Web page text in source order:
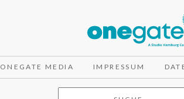
ONEGATE MEDIA IMPRESSUM